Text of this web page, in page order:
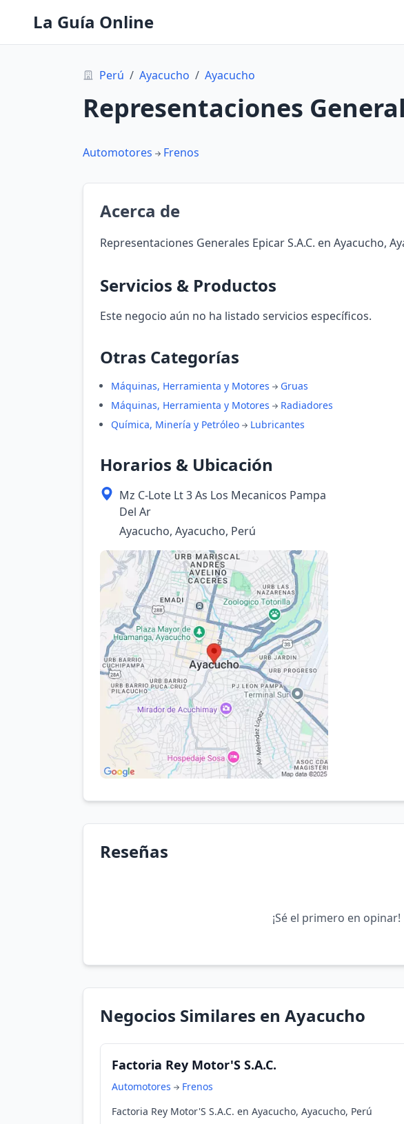
La Guía Online
Perú / Ayacucho / Ayacucho
Representaciones
Automotores Frenos
Acerca de
Representaciones Generales Epicar S.A.C. en Ayacucho,
Servicios & Productos
Este negocio aún no ha listado servicios específicos.
Otras Categorías
Máquinas, Herramienta y Motores
Gruas
Máquinas, Herramienta y Motores
Radiadores
Química, Minería y Petróleo
Lubricantes
Horarios & Ubicación
Mz C-Lote Lt 3 As Los Mecanicos Pampa
Del Ar
Ayacucho, Ayacucho, Perú
Reseñas
¡Sé el primero en opinar!
Negocios Similares en Ayacucho
Factoria Rey Motor'S S.A.C.
Automotores
Frenos
Factoria Rey Motor'S S.A.C. en Ayacucho, Ayacucho, Perú